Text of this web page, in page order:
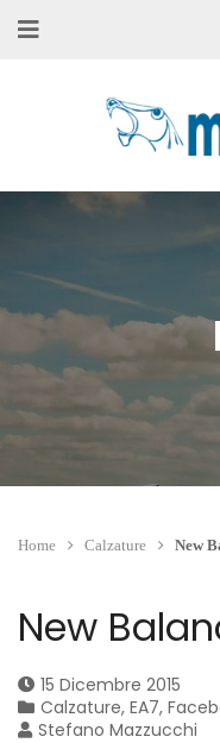
Home Calzature New
New
15 Dicembre 2015
Calzature, EA7,
Stefano Mazzucchi